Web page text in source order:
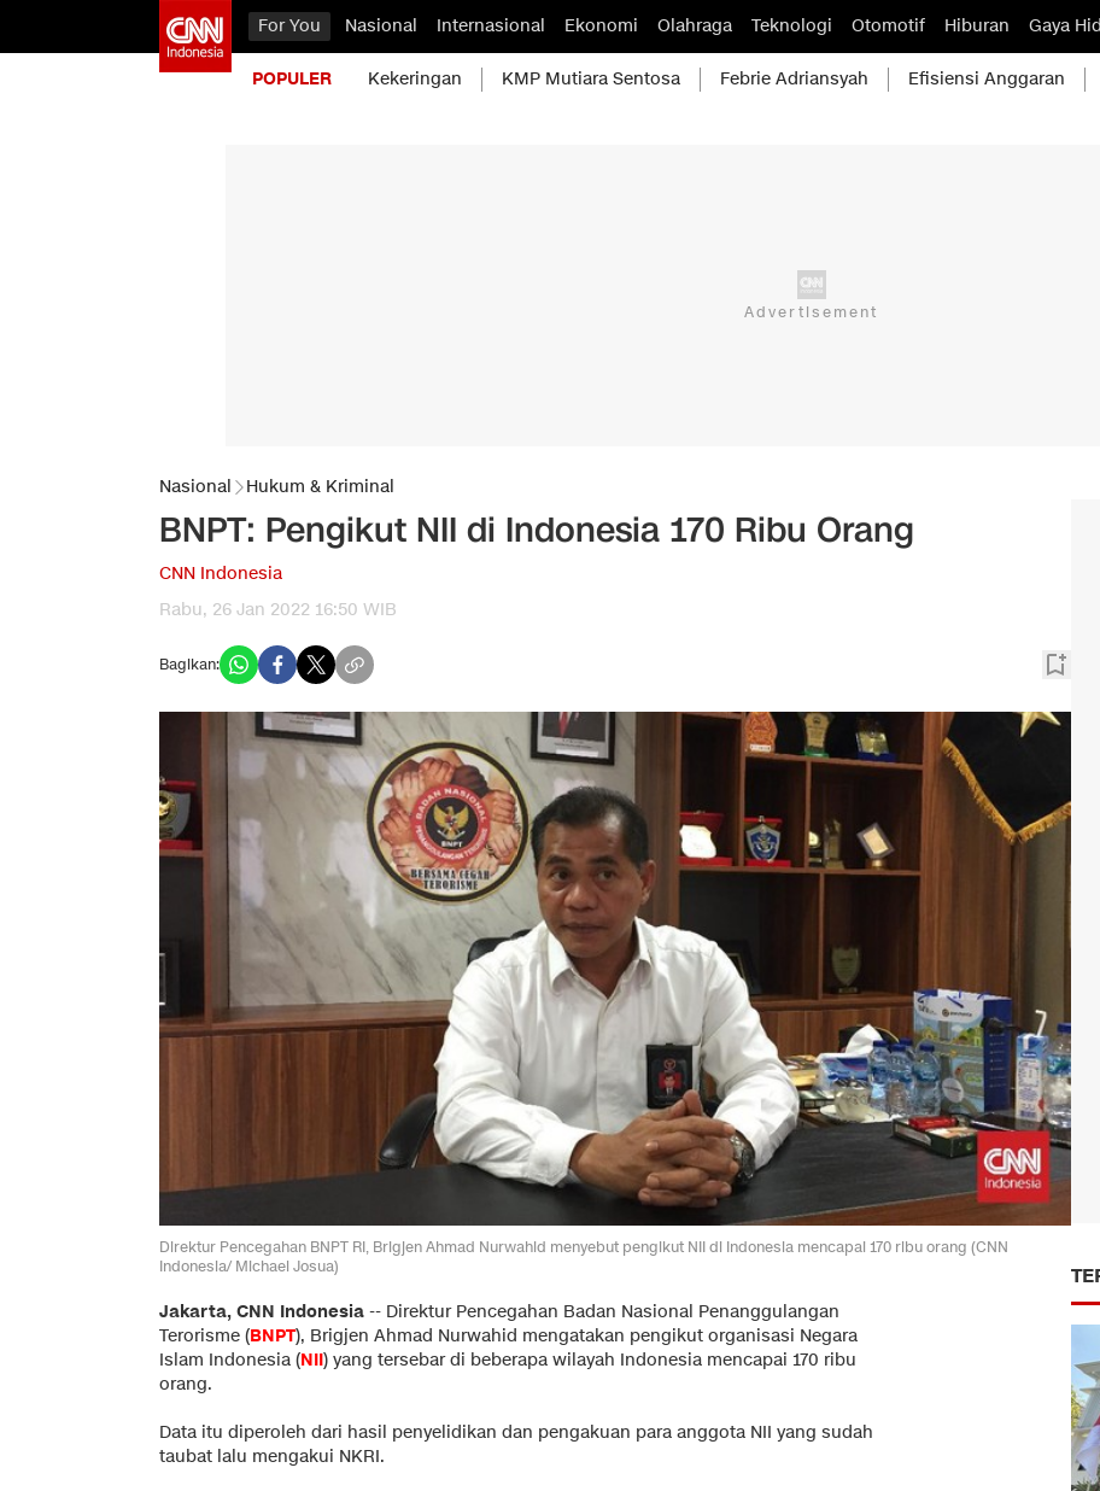
For You Nasional Internasional Ekonomi Olahraga Teknologi Otomotif Hiburan Gaya
POPULER Kekeringan KMP Mutiara Sentosa Febrie Adriansyah Efisiensi Anggaran
Nasional Hukum & Kriminal
BNPT: Pengikut NII di Indonesia 170 Ribu Orang
CNN Indonesia
Rabu, 26 Jan 2022 16:50 WIB
Bagikan:
Direktur Pencegahan BNPT RI, Brigjen Ahmad Nurwahid menyebut pengikut NII di Indonesia mencapai 170 ribu orang (CNN
Indonesia/ Michael Josua)
Jakarta, CNN Indonesia -- Direktur Pencegahan Badan Nasional Penanggulangan
Terorisme (BNPT), Brigjen Ahmad Nurwahid mengatakan pengikut organisasi Negara
Islam Indonesia (NII) yang tersebar di beberapa wilayah Indonesia mencapai 170 ribu
orang.
Data itu diperoleh dari hasil penyelidikan dan pengakuan para anggota NII yang sudah
taubat lalu mengakui NKRI.